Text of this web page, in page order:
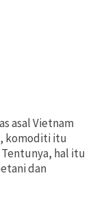
asal Vietnam
komoditi itu
Tentunya, hal itu
dan